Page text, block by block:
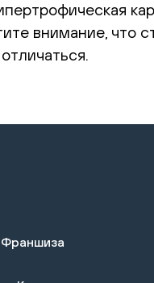
внимание,
Франшиза